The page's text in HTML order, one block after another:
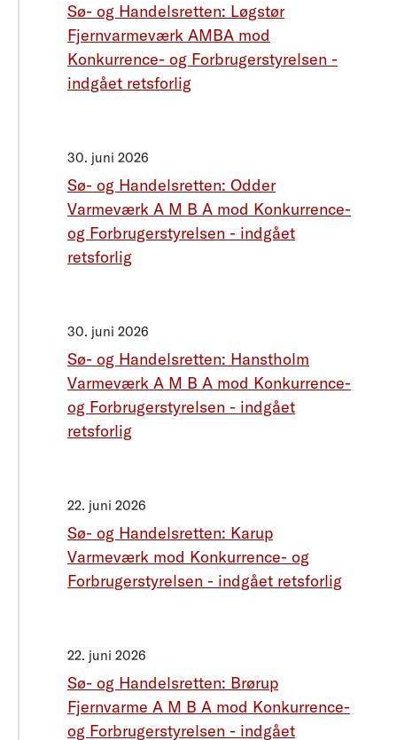
Sø- og Handelsretten: Løgstør
Fjernvarmeværk AMBA mod
Konkurrence- og Forbrugerstyrelsen -
indgået retsforlig
30. juni 2026
Sø- og Handelsretten: Odder
Varmeværk A M B A mod Konkurrence-
og Forbrugerstyrelsen - indgået
retsforlig
30. juni 2026
Sø- og Handelsretten: Hanstholm
Varmeværk A M B A mod Konkurrence-
og Forbrugerstyrelsen - indgået
retsforlig
22. juni 2026
Sø- og Handelsretten: Karup
Varmeværk mod Konkurrence- og
Forbrugerstyrelsen - indgået retsforlig
22. juni 2026
Sø- og Handelsretten: Brørup
Fjernvarme A M B A mod Konkurrence-
og Forbrugerstyrelsen - indgået